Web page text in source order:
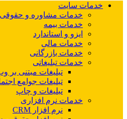
خدمات سایت
خدمات مشاوره و حقوقی
خدمات بیمه
ایزو و استاندارد
خدمات مالی
خدمات بازرگانی
خدمات تبلیغاتی
تبلیغات مبتنی بر
تبلیغات جوامع
تبلیغات و چاپ
خدمات نرم افزاری
نرم افزار CRM